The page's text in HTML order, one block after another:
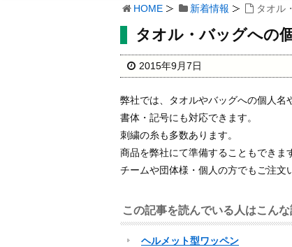
HOME 新着情報 タオル
タオル・バッグへの
2015年9月7日
弊社では、タオルやバッグへの個人名
書体・記号にも対応できます。
刺繍の糸も多数あります。
商品を弊社にて準備することもできま
チームや団体様・個人の方でもご注文
この記事を読んでいる人はこん
ヘルメット型ワッペン